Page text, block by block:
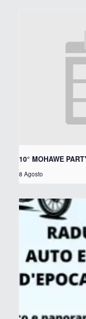
10° MOHAWE
8 Agosto